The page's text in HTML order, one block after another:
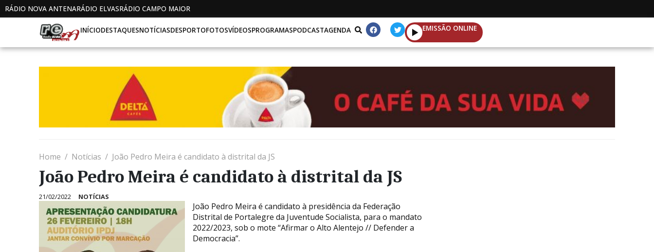
RÁDIO NOVA ANTENARÁDIO ELVASRÁDIO CAMPO MAIOR
INÍCIODESTAQUESNOTÍCIASDESPORTOFOTOSVÍDEOSPROGRAMASPODCASTAGENDA EMISSÃO ONLINE
Home Notícias João Pedro Meira é candidato à distrital da JS
João Pedro Meira é candidato à distrital da JS
21/02/2022 NOTÍCIAS
João Pedro Meira é candidato à presidência da Federação
Distrital de Portalegre da Juventude Socialista, para o mandato
2022/2023, sob o mote “Afirmar o Alto Alentejo // Defender a
Democracia”.